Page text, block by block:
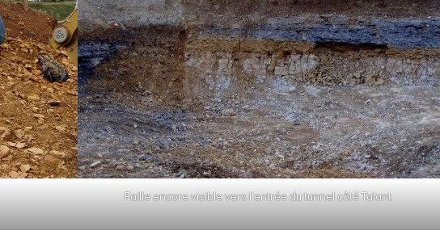
Faille encore visible vers l’entrée du tunnel côté Talant.